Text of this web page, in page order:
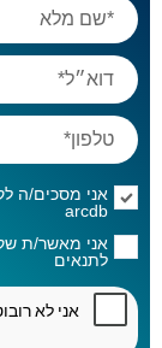
אני מסכים/ה
arcdb
אני מאשר/ת
לתנאים